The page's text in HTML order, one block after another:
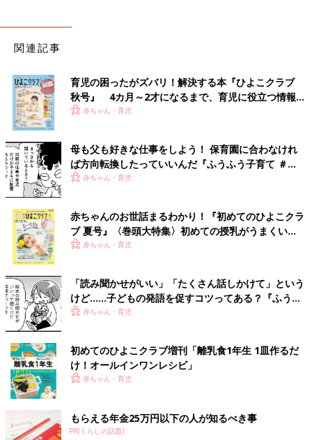
関連記事
育児の困ったがズバリ！解決する本『ひよこクラブ
秋号』 4カ月～2才になるまで、育児に役立つ情報が
いっぱい！
赤ちゃん・育児
母も父も好きな仕事をしよう！ 保育園に合わなけれ
ば方向転換したっていいんだ『ふうふう子育て ＃
61』赤ちゃん・育児
赤ちゃんのお世話まるわかり！『初めてのひよこクラ
ブ 夏号』〈巻頭大特集〉初めての授乳がうまくい
く！ おっぱい・ミルクの基本と夏のトラブル 解決テ
赤ちゃん・育児
「読み聞かせがいい」「たくさん話しかけて」という
けど……子どもの発語を促すコツってある？『ふうふ
う子育て ＃64』
赤ちゃん・育児
初めてのひよこクラブ増刊「離乳食1年生 1皿作るだ
け！オールインワン​レシピ」
赤ちゃん・育児
もらえる年金25万円以下の人が知るべき事
PR(くらしの話題)